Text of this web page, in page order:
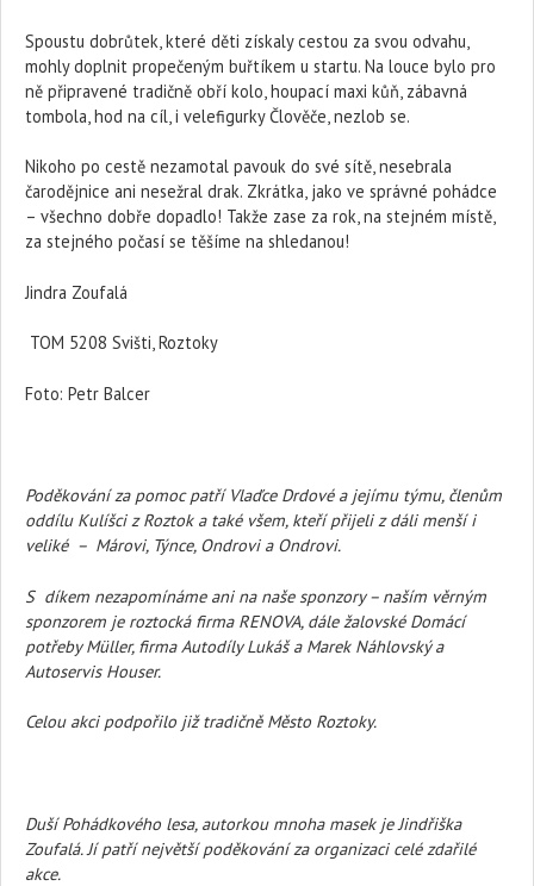
Spoustu dobrůtek, které děti získaly cestou za svou odvahu,
mohly doplnit propečeným buřtíkem u startu. Na louce bylo pro
ně připravené tradičně obří kolo, houpací maxi kůň, zábavná
tombola, hod na cíl, i velefigurky Člověče, nezlob se.
Nikoho po cestě nezamotal pavouk do své sítě, nesebrala
čarodějnice ani nesežral drak. Zkrátka, jako ve správné pohádce
– všechno dobře dopadlo! Takže zase za rok, na stejném místě,
za stejného počasí se těšíme na shledanou!
Jindra Zoufalá
TOM 5208 Svišti, Roztoky
Foto: Petr Balcer
Poděkování za pomoc patří Vlaďce Drdové a jejímu týmu, členům
oddílu Kulíšci z Roztok a také všem, kteří přijeli z dáli menší i
veliké – Márovi, Týnce, Ondrovi a Ondrovi.
S díkem nezapomínáme ani na naše sponzory – naším věrným
sponzorem je roztocká firma RENOVA, dále žalovské Domácí
potřeby Müller, firma Autodíly Lukáš a Marek Náhlovský a
Autoservis Houser.
Celou akci podpořilo již tradičně Město Roztoky.
Duší Pohádkového lesa, autorkou mnoha masek je Jindřiška
Zoufalá. Jí patří největší poděkování za organizaci celé zdařilé
akce.